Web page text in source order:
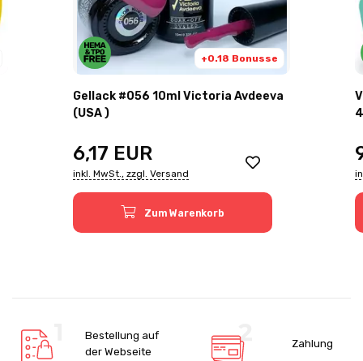
+0.18 Bonusse
Gellack #056 10ml Victoria Avdeeva
(USA )
6,17 EUR
inkl. MwSt., zzgl. Versand
Zum Warenkorb
Bestellung auf
der Webseite
Zahlung